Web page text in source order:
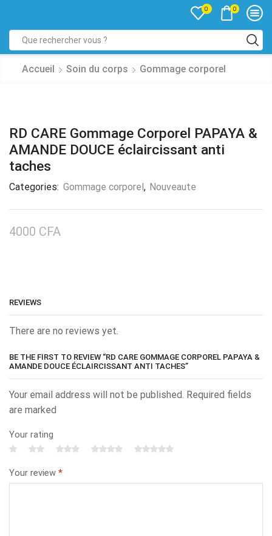
0 0
Accueil Soin du corps Gommage corporel
RD CARE Gommage Corporel PAPAYA &
AMANDE DOUCE éclaircissant anti
taches
Categories: Gommage corporel, Nouveaute
4000 CFA
REVIEWS
There are no reviews yet.
BE THE FIRST TO REVIEW “RD CARE GOMMAGE CORPOREL PAPAYA &
AMANDE DOUCE ÉCLAIRCISSANT ANTI TACHES”
Your email address will not be published. Required fields
are marked
Your rating
Your review *